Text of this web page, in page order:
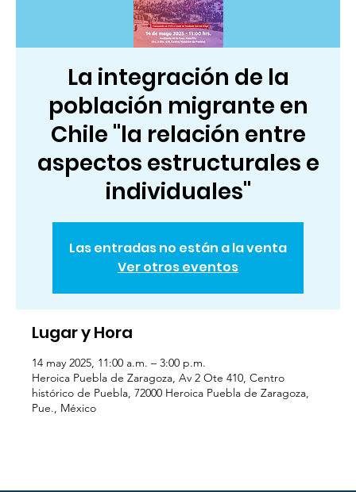
La integración de la
población migrante en
Chile "la relación entre
aspectos estructurales e
individuales"
Las entradas no están a la venta
Ver otros eventos
Lugar y Hora
14 may 2025, 11:00 a.m. – 3:00 p.m.
Heroica Puebla de Zaragoza, Av 2 Ote 410, Centro
histórico de Puebla, 72000 Heroica Puebla de Zaragoza,
Pue., México